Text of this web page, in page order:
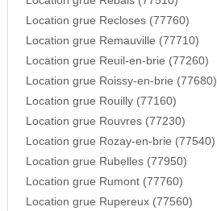
Location grue Recloses (77760)
Location grue Remauville (77710)
Location grue Reuil-en-brie (77260)
Location grue Roissy-en-brie (77680)
Location grue Rouilly (77160)
Location grue Rouvres (77230)
Location grue Rozay-en-brie (77540)
Location grue Rubelles (77950)
Location grue Rumont (77760)
Location grue Rupereux (77560)